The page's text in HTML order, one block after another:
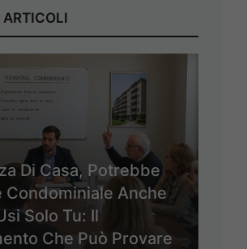
ARTICOLI
Di Casa, Potrebbe
Condominiale Anche
Solo Tu: Il
Che Può Provare